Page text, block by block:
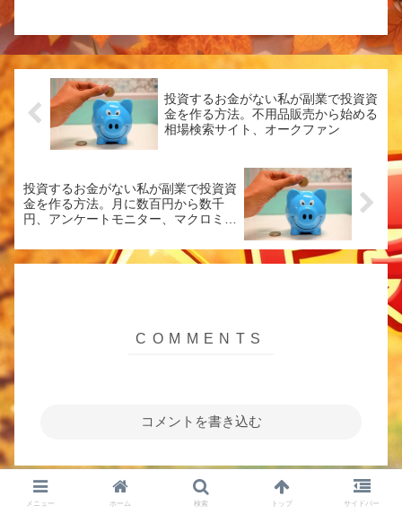
み方が分からない」**という点ではない
でしょうか。私自身も...
投資するお金がない私が副業で投資資
金を作る方法。不用品販売から始める
相場検索サイト、オークファン
投資するお金がない私が副業で投資資
金を作る方法。月に数百円から数千
円、アンケートモニター、マクロミル
コメントを書き込む
ホーム
投資資金を作る副業|ポイ活・アンケート・得意を
メニュー ホーム 検索 トップ サイドバー